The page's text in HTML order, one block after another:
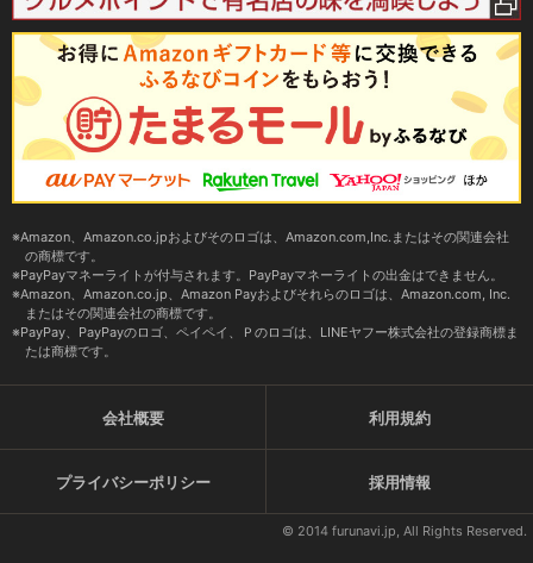
Amazon、Amazon.co.jpおよびそのロゴは、Amazon.com,Inc.またはその関連会社
の商標です。
PayPayマネーライトが付与されます。PayPayマネーライトの出金はできません。
Amazon、Amazon.co.jp、Amazon Payおよびそれらのロゴは、Amazon.com, Inc.
またはその関連会社の商標です。
PayPay、PayPayのロゴ、ペイペイ、Ｐのロゴは、LINEヤフー株式会社の登録商標ま
たは商標です。
会社概要 利用規約
プライバシーポリシー 採用情報
© 2014 furunavi.jp, All Rights Reserved.